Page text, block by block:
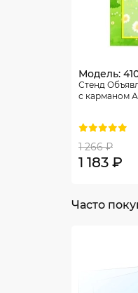
Модель:
Стенд
с карманом
1 266 ₽
1 183 ₽
Часто